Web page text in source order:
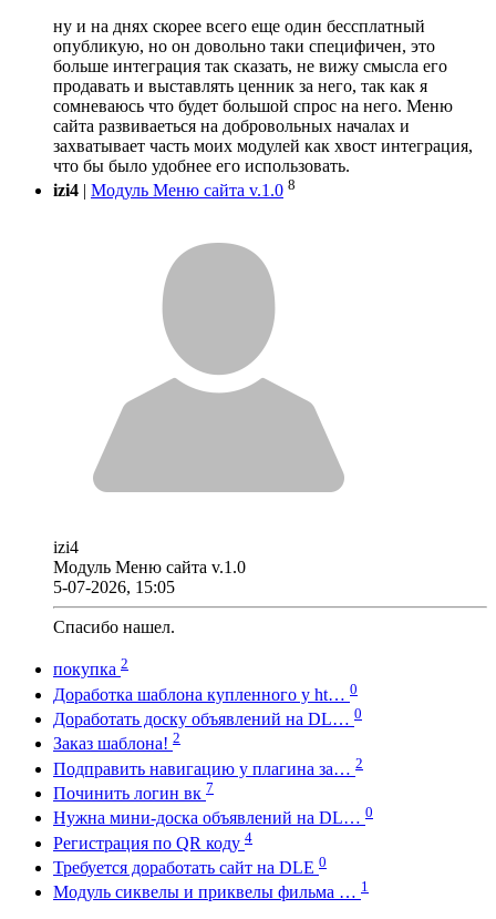
ну и на днях скорее всего еще один бессплатный
опубликую, но он довольно таки специфичен, это
больше интеграция так сказать, не вижу смысла его
продавать и выставлять ценник за него, так как я
сомневаюсь что будет большой спрос на него. Меню
сайта развиваеться на добровольных началах и
захватывает часть моих модулей как хвост интеграция,
что бы было удобнее его использовать.
izi4 | Модуль Меню сайта v.1.0 8
izi4
Модуль Меню сайта v.1.0
5-07-2026, 15:05
Спасибо нашел.
покупка 2
Доработка шаблона купленного у ht… 0
Доработать доску объявлений на DL… 0
Заказ шаблона! 2
Подправить навигацию у плагина за… 2
Починить логин вк 7
Нужна мини-доска объявлений на DL… 0
Регистрация по QR коду 4
Требуется доработать сайт на DLE 0
Модуль сиквелы и приквелы фильма … 1